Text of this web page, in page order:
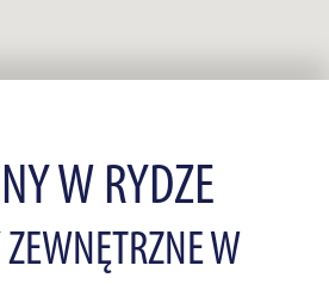
W RYDZE
W